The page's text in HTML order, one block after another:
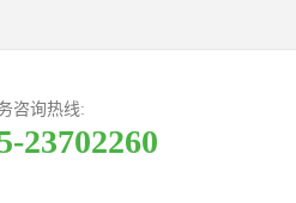
咨询热线:
23702260